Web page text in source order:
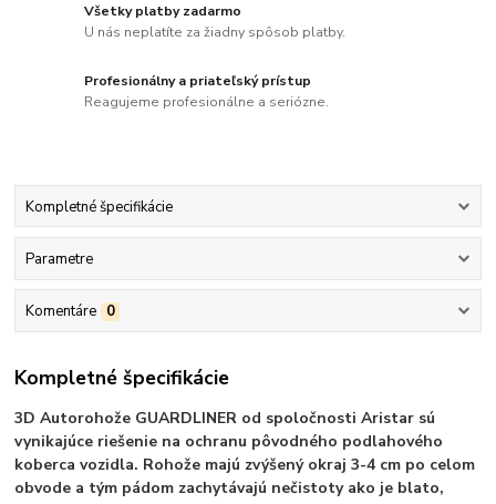
Všetky platby zadarmo
U nás neplatíte za žiadny spôsob platby.
Profesionálny a priateľský prístup
Reagujeme profesionálne a seriózne.
Kompletné špecifikácie
Parametre
Komentáre 0
Kompletné špecifikácie
3D Autorohože GUARDLINER od spoločnosti Aristar sú
vynikajúce riešenie na ochranu pôvodného podlahového
koberca vozidla. Rohože majú zvýšený okraj 3-4 cm po celom
obvode a tým pádom zachytávajú nečistoty ako je blato,